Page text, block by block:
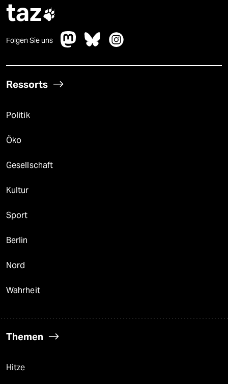
taz
Folgen Sie uns
Ressorts
Politik
Öko
Gesellschaft
Kultur
Sport
Berlin
Nord
Wahrheit
Themen
Hitze